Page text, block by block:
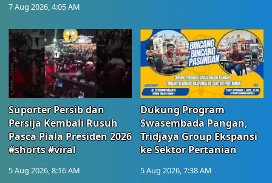
7 Aug 2026, 4:05 AM
Suporter Persib dan
Persija Kembali Rusuh
Pasca Piala Presiden 2026
#shorts #viral
5 Aug 2026, 8:16 AM
Dukung Program
Swasembada Pangan,
Tridjaya Group Ekspansi
ke Sektor Pertanian
5 Aug 2026, 7:38 AM